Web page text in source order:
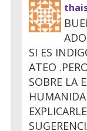
SI ES
ATEO
SOBRE LA